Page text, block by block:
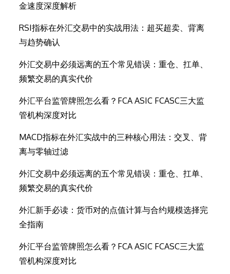
金速度深度解析
RSI指标在外汇交易中的实战用法：超买超卖、背离
与趋势确认
外汇交易中必须远离的五个常见错误：重仓、扛单、
频繁交易的真实代价
外汇平台监管牌照怎么看？FCA ASIC FCASC三大监
管机构深度对比
MACD指标在外汇实战中的三种核心用法：交叉、背
离与零轴过滤
外汇交易中必须远离的五个常见错误：重仓、扛单、
频繁交易的真实代价
外汇新手必读：货币对的点值计算与合约规模选择完
全指南
外汇平台监管牌照怎么看？FCA ASIC FCASC三大监
管机构深度对比